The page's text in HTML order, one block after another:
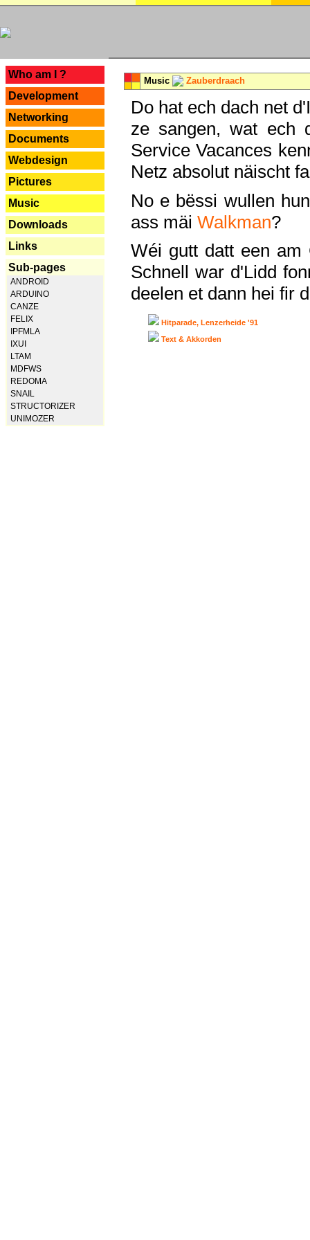
Who am I ?
Development
Networking
Documents
Webdesign
Pictures
Music
Downloads
Links
Sub-pages
ANDROID
ARDUINO
CANZE
FELIX
IPFMLA
IXUI
LTAM
MDFWS
REDOMA
SNAIL
STRUCTORIZER
UNIMOZER
Music Zauberdraach
Do hat ech dach net
ze sangen, wat ech
Service Vacances
Netz absolut näischt
No e bëssi wullen
ass mäi Walkman?
Wéi gutt datt een am
Schnell war d'Lidd
deelen et dann hei fir
Hitparade, Lenzerheide '91
Text & Akkorden